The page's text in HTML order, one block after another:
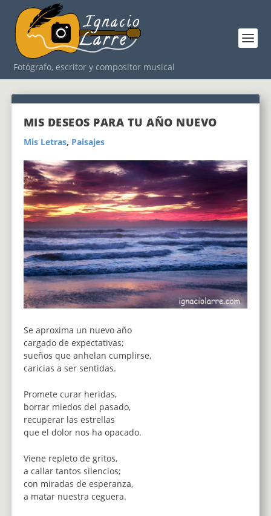
Fotógrafo, escritor y compositor musical
MIS DESEOS PARA TU AÑO NUEVO
Mis Letras, Paisajes
Se aproxima un nuevo año
cargado de expectativas;
sueños que anhelan cumplirse,
caricias a ser sentidas.
Promete curar heridas,
borrar miedos del pasado,
recuperar las estrellas
que el dolor nos ha opacado.
Viene repleto de gritos,
a callar tantos silencios;
con miradas de esperanza,
a matar nuestra ceguera.